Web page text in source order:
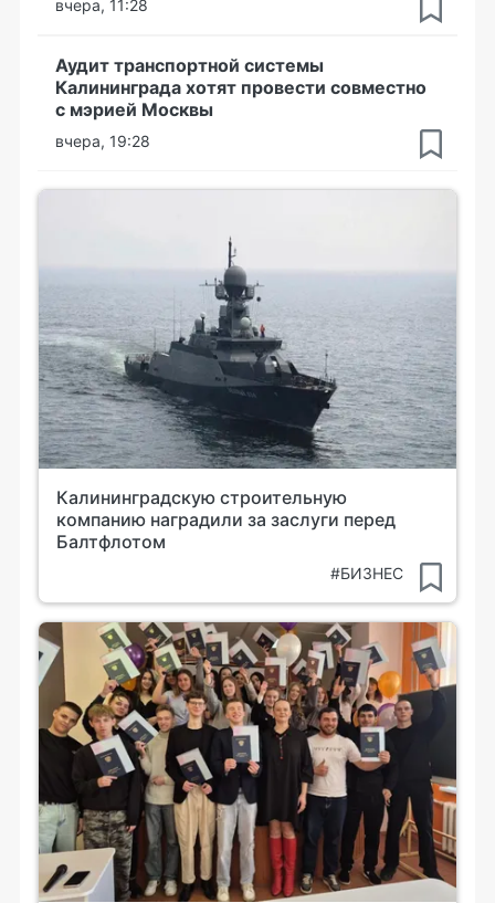
вчера, 11:28
Аудит транспортной системы
Калининграда хотят провести совместно
с мэрией Москвы
вчера, 19:28
Калининградскую строительную
компанию наградили за заслуги перед
Балтфлотом
#БИЗНЕС